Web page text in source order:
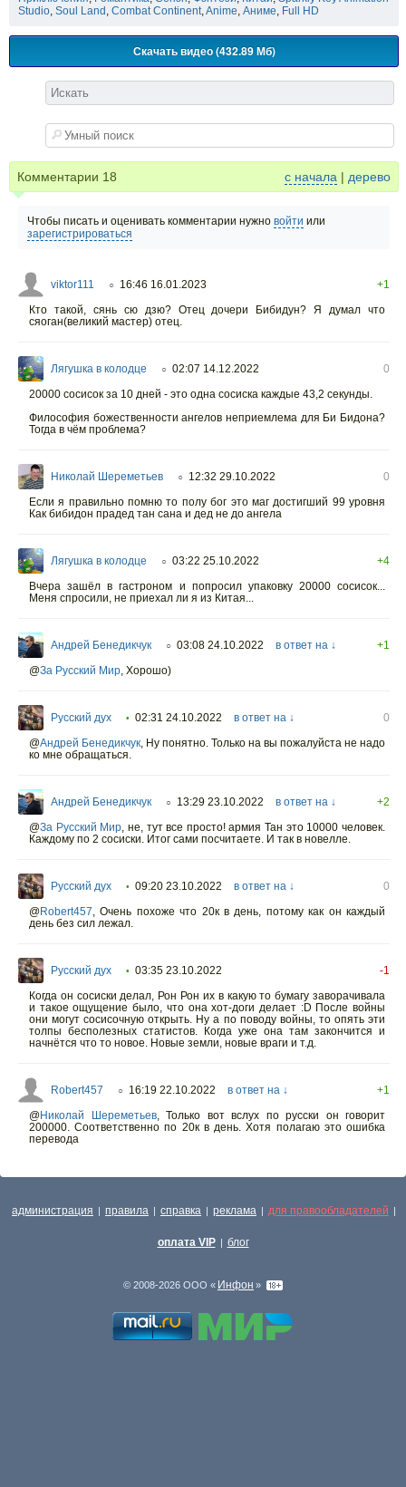
Studio, Soul Land , Combat Continent,Anime, Аниме, Full HD
Скачать видео (432.89 Мб)
Комментарии 18 с начала | дерево
Чтобы писать и оценивать комментарии нужно войти или
зарегистрироваться
viktor111 ○ 16:46 16.01.2023
+1
Кто такой, сянь сю дзю? Отец дочери Бибидун? Я думал что
сяоган(великий мастер) отец.
Лягушка в колодце ○ 02:07 14.12.2022
0
20000 сосисок за 10 дней - это одна сосиска каждые 43,2 секунды.
Философия божественности ангелов неприемлема для Би Бидона?
Тогда в чём проблема?
Николай Шереметьев ○ 12:32 29.10.2022
0
Если я правильно помню то полу бог это маг достигший 99 уровня
Как бибидон прадед тан сана и дед не до ангела
Лягушка в колодце ○ 03:22 25.10.2022
+4
Вчера зашёл в гастроном и попросил упаковку 20000 сосисок...
Меня спросили, не приехал ли я из Китая...
Андрей Бенедикчук ○ 03:08 24.10.2022 в ответ на ↓
+1
@За Русский Мир, Хорошо)
Русский дух • 02:31 24.10.2022 в ответ на ↓
0
@Андрей Бенедикчук, Ну понятно. Только на вы пожалуйста не надо
ко мне обращаться.
Андрей Бенедикчук ○ 13:29 23.10.2022 в ответ на ↓
+2
@За Русский Мир, не, тут все просто! армия Тан это 10000 человек.
Каждому по 2 сосиски. Итог сами посчитаете. И так в новелле.
Русский дух • 09:20 23.10.2022 в ответ на ↓
0
@Robert457, Очень похоже что 20к в день, потому как он каждый
день без сил лежал.
Русский дух • 03:35 23.10.2022
-1
Когда он сосиски делал, Рон Рон их в какую то бумагу заворачивала
и такое ощущение было, что она хот-доги делает :D После войны
они могут сосисочную открыть. Ну а по поводу войны, то опять эти
толпы бесполезных статистов. Когда уже она там закончится и
начнётся что то новое. Новые земли, новые враги и т.д.
Robert457 ○ 16:19 22.10.2022 в ответ на ↓
+1
@Николай Шереметьев,Только вот вслух по русски он говорит
200000. Соответственно по 20к в день. Хотя полагаю это ошибка
перевода
администрация | правила | справка | реклама | для правообладателей |
оплата VIP | блог
© 2008-2026 ООО « Инфон »